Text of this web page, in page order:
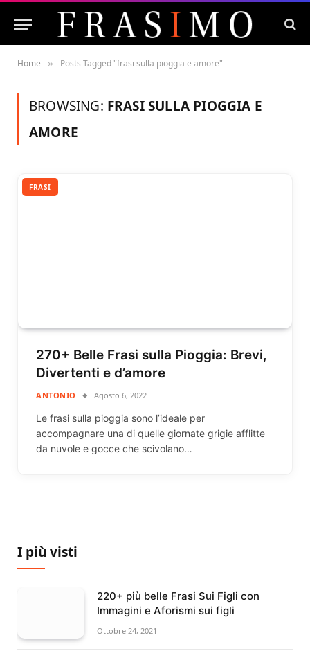
Home » Posts Tagged "frasi sulla pioggia e amore"
BROWSING: FRASI SULLA PIOGGIA E
AMORE
FRASI
270+ Belle Frasi sulla Pioggia: Brevi,
Divertenti e d’amore
ANTONIO Agosto 6, 2022
Le frasi sulla pioggia sono l’ideale per
accompagnare una di quelle giornate grigie afflitte
da nuvole e gocce che scivolano…
I più visti
220+ più belle Frasi Sui Figli con
Immagini e Aforismi sui figli
Ottobre 24, 2021